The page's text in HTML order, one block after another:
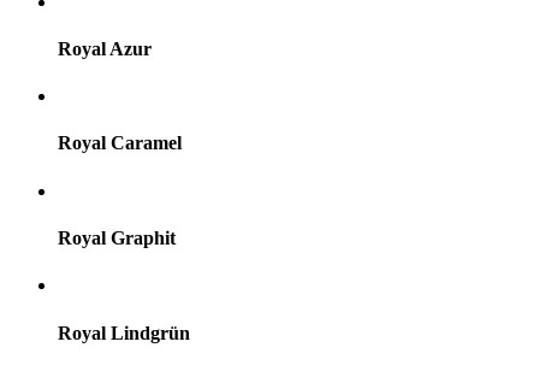
Royal Azur
Royal Caramel
Royal Graphit
Royal Lindgrün